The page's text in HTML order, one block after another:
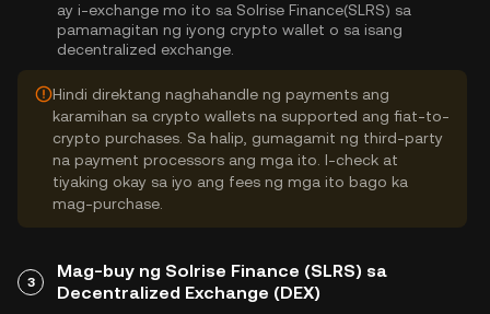
ay i-exchange mo ito sa Solrise Finance(SLRS) sa
pamamagitan ng iyong crypto wallet o sa isang
decentralized exchange.
Hindi direktang naghahandle ng payments ang
karamihan sa crypto wallets na supported ang fiat-to-
crypto purchases. Sa halip, gumagamit ng third-party
na payment processors ang mga ito. I-check at
tiyaking okay sa iyo ang fees ng mga ito bago ka
mag-purchase.
3
Mag-buy ng Solrise Finance (SLRS) sa
Decentralized Exchange (DEX)